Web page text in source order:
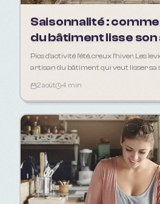
Saisonnalité :
du bâtiment lisse
Pics d'activité l'été, creux l'hiver. Les
artisan du bâtiment qui veut lisser sa
2 août 4 min